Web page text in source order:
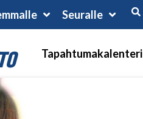
Seuralle
Tapahtumakalenteri